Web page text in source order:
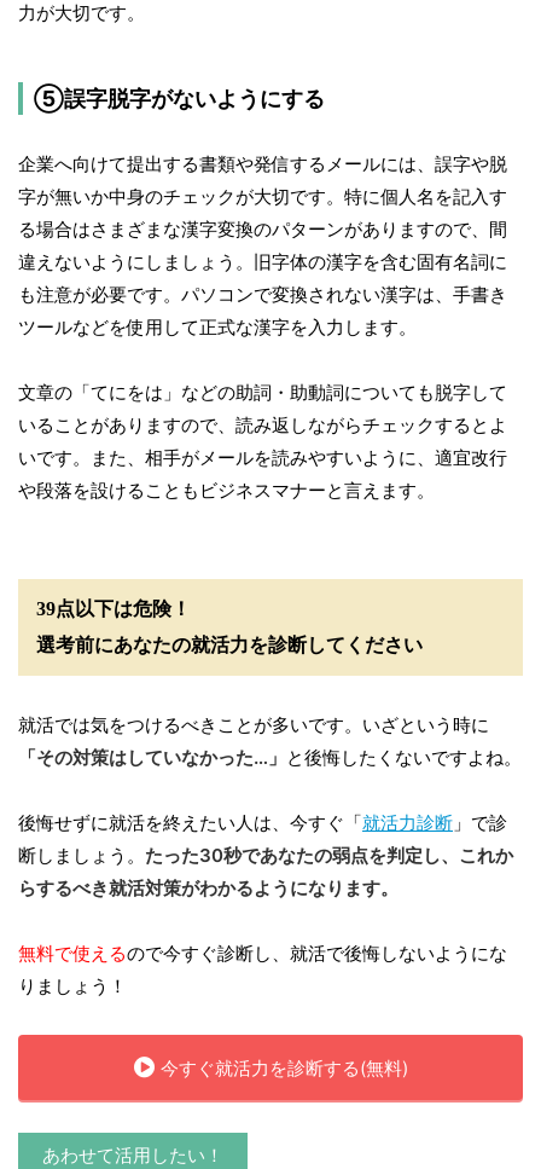
力が大切です。
⑤誤字脱字がないようにする
企業へ向けて提出する書類や発信するメールには、誤字や脱
字が無いか中身のチェックが大切です。特に個人名を記入す
る場合はさまざまな漢字変換のパターンがありますので、間
違えないようにしましょう。旧字体の漢字を含む固有名詞に
も注意が必要です。パソコンで変換されない漢字は、手書き
ツールなどを使用して正式な漢字を入力します。
文章の「てにをは」などの助詞・助動詞についても脱字して
いることがありますので、読み返しながらチェックするとよ
いです。また、相手がメールを読みやすいように、適宜改行
や段落を設けることもビジネスマナーと言えます。
39点以下は危険！
選考前にあなたの就活力を診断してください
就活では気をつけるべきことが多いです。いざという時に
「その対策はしていなかった…」 と後悔したくないですよね。
後悔せずに就活を終えたい人は、今すぐ「就活力診断 」で診
断しましょう。 たった30秒であなたの弱点を判定し、これか
らするべき就活対策がわかるようになります。
無料で使えるので今すぐ診断し、就活で後悔しないようにな
りましょう！
今すぐ就活力を診断する(無料)
あわせて活用したい！